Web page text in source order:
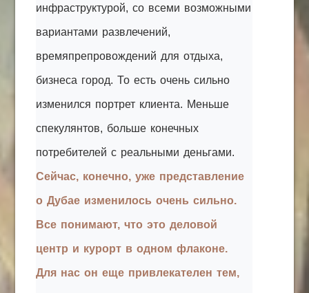
инфраструктурой, со всеми возможными
вариантами развлечений,
времяпрепровождений для отдыха,
бизнеса город. То есть очень сильно
изменился портрет клиента. Меньше
спекулянтов, больше конечных
потребителей с реальными деньгами.
Сейчас, конечно, уже представление
о Дубае изменилось очень сильно.
Все понимают, что это деловой
центр и курорт в одном флаконе.
Для нас он еще привлекателен тем,